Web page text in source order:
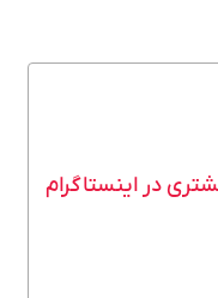
در اینستاگرام